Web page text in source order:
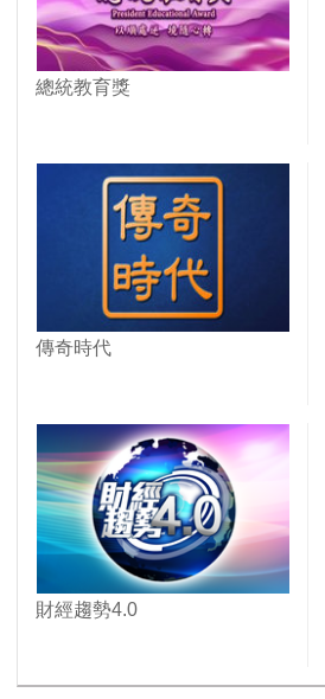
總統教育獎
傳奇時代
財經趨勢4.0